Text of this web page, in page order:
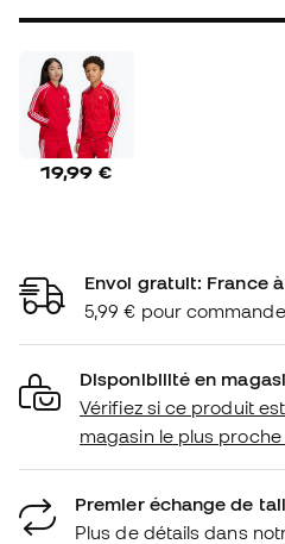
19,99 €
Envoi gratuit: France
5,99 € pour
Disponibilité en
Vérifiez si ce produit
magasin le plus proche
Premier échange de
Plus de détails dans